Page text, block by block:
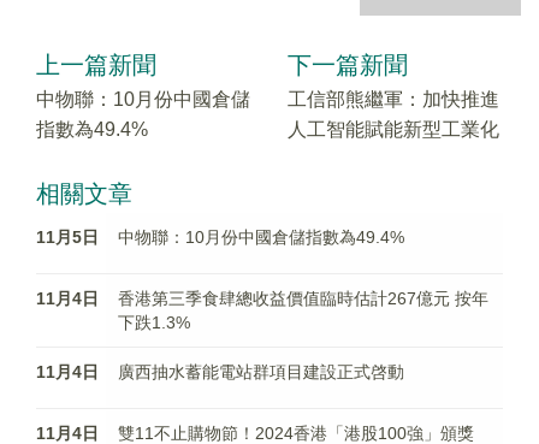
上一篇新聞
中物聯：10月份中國倉儲
指數為49.4%
下一篇新聞
工信部熊繼軍：加快推進
人工智能賦能新型工業化
相關文章
11月5日 中物聯：10月份中國倉儲指數為49.4%
11月4日
香港第三季食肆總收益價值臨時估計267億元 按年
下跌1.3%
11月4日 廣西抽水蓄能電站群項目建設正式啓動
11月4日
雙11不止購物節！2024香港「港股100強」頒獎